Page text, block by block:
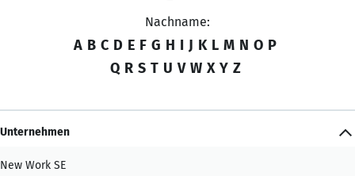
Nachname:
A B C D E F G H I J K L M N O P
Q R S T U V W X Y Z
Unternehmen
New Work SE